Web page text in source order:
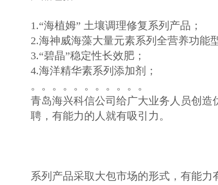
1.“海植姆” 土壤调理修复系列产品；
2.海神威海藻大量元素系列全营养功能
3.“碧晶”稳定性长效肥；
4.海洋精华素系列添加剂；
。。。。。。。。。。。
青岛海兴科信公司给广大业务人员创造
聘，有能力的人就有吸引力。
系列产品采取大包市场的形式，有能力